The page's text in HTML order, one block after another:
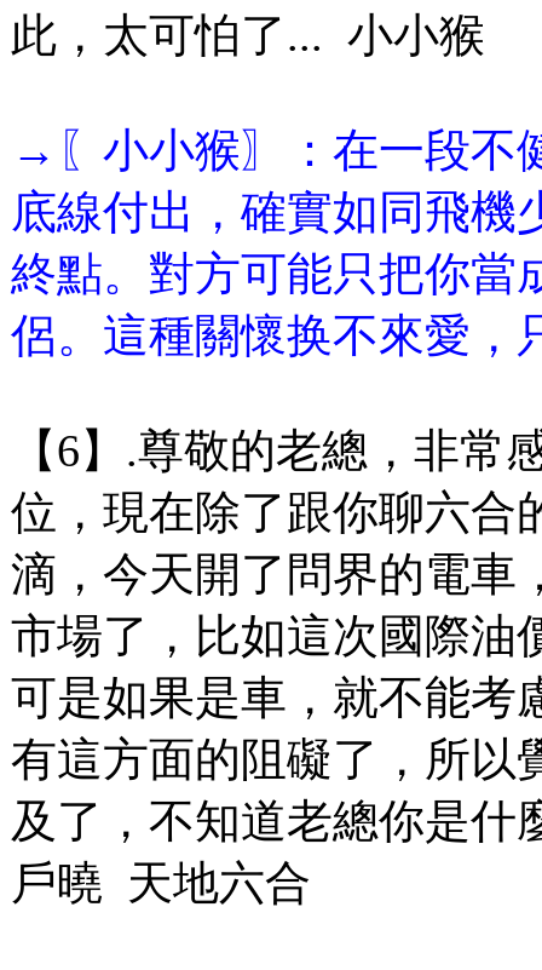
此，太可怕了... 小小猴
→〖小小猴〗：在一段不
底線付出，確實如同飛機
終點。對方可能只把你當
侶。這種關懷换不來愛，
【6】.尊敬的老總，非
位，現在除了跟你聊六合
滴，今天開了問界的電車
市場了，比如這次國際油
可是如果是車，就不能考
有這方面的阻礙了，所以
及了，不知道老總你是什
戶曉 天地六合